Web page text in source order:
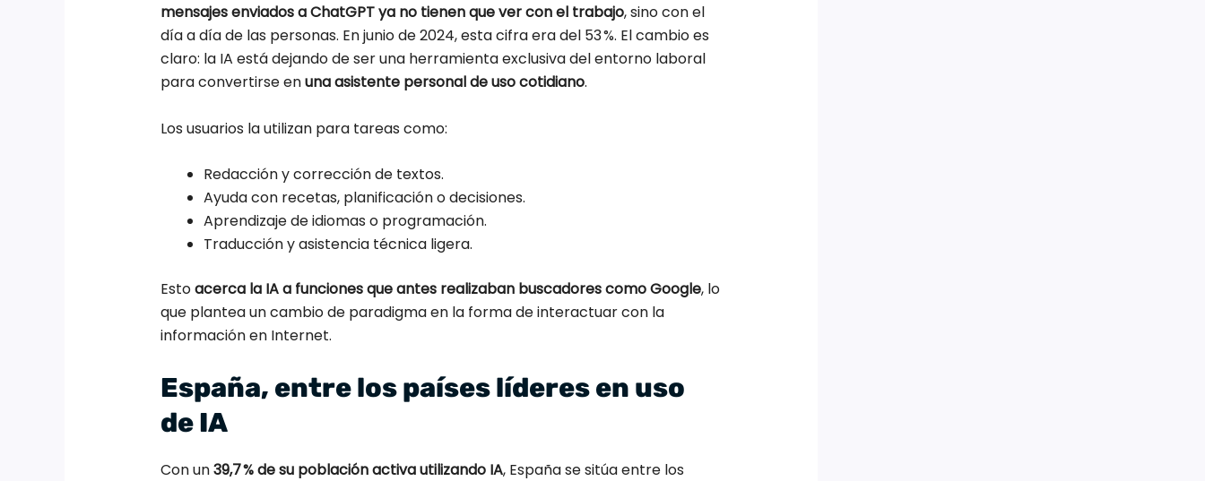
mensajes enviados a ChatGPT ya no tienen que ver con el trabajo, sino con el
día a día de las personas. En junio de 2024, esta cifra era del 53 %. El cambio es
claro: la IA está dejando de ser una herramienta exclusiva del entorno laboral
para convertirse enuna asistente personal de uso cotidiano.
Los usuarios la utilizan para tareas como:
Redacción y corrección de textos.
Ayuda con recetas, planificación o decisiones.
Aprendizaje de idiomas o programación.
Traducción y asistencia técnica ligera.
Estoacerca la IA a funciones que antes realizaban buscadores como Google, lo
que plantea un cambio de paradigma en la forma de interactuar con la
información en Internet.
España, entre los países líderes en uso
de IA
Con un39,7 % de su población activa utilizando IA, España se sitúa entre los